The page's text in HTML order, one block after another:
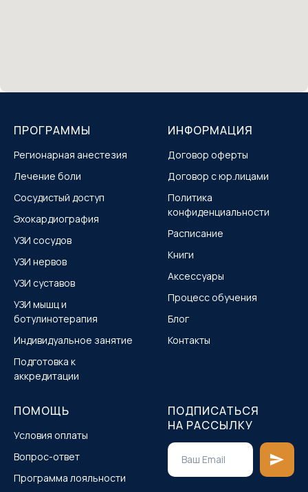
ПРОГРАММЫ
Регионарная анестезия
Лечение боли
Сосудистый доступ
Эхокардиография
УЗИ сосудов
УЗИ нервов
УЗИ суставов
УЗИ мышц и
ботулинотерапия
Индивидуальное занятие
Подготовка к
аккредитации
ИНФОРМАЦИЯ
Договор оферты
Договор с юр.лицами
Политика
конфиденциальности
Расписание
Книги
Аксессуары
Процесс обучения
Блог
Контакты
ПОМОЩЬ
Условия оплаты
Вопрос-ответ
Программа лояльности
ПОДПИСАТЬСЯ
НА РАССЫЛКУ